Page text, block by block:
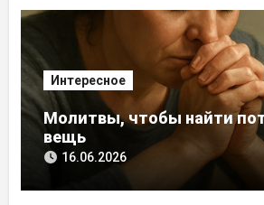
Интересное
Молитвы, чтобы найти
вещь
16.06.2026